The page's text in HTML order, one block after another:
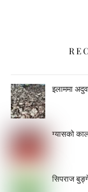
इलाममा
ग्यासको
सिपराज